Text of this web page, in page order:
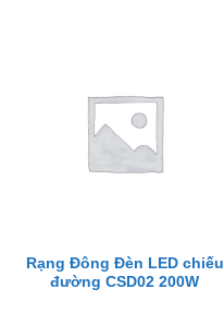
Rạng Đông Đèn LED chiếu
đường CSD02 200W